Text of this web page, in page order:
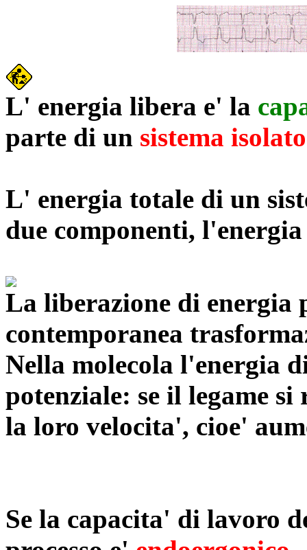
L' energia libera e' la
parte di un sistema
L' energia totale di un
due componenti,
La liberazione di energia
contemporanea
Nella molecola l'energia
potenziale: se il legame
la loro velocita', cioe'
Se la capacita' di lavoro